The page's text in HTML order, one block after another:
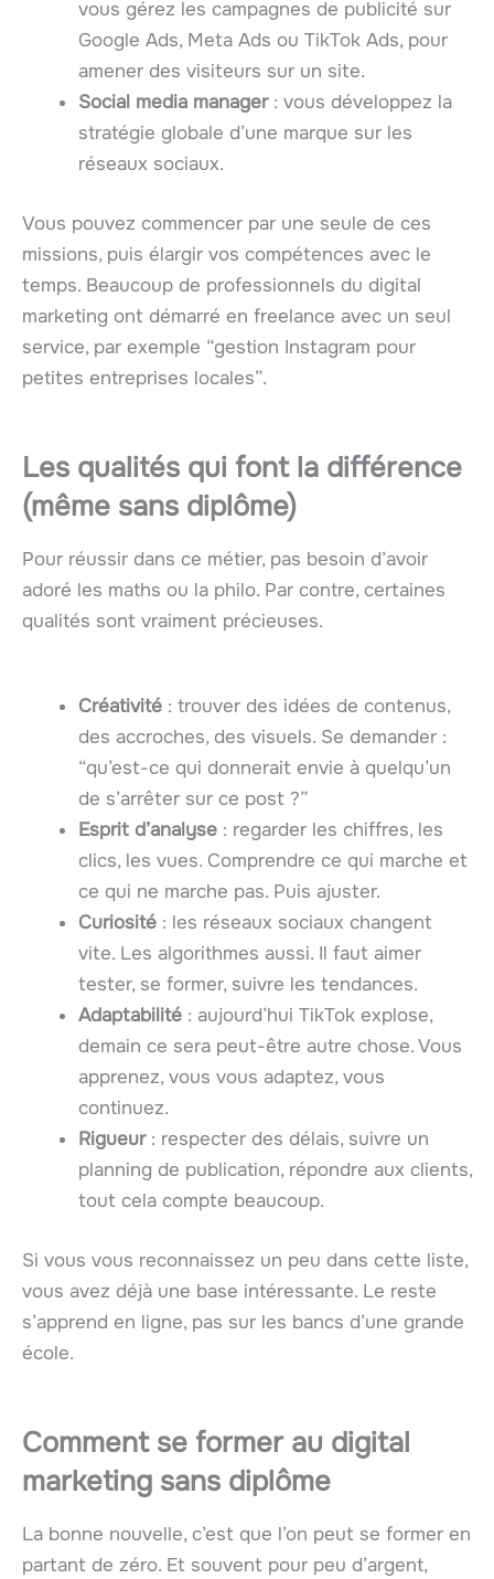
vous gérez les campagnes de publicité sur
Google Ads, Meta Ads ou TikTok Ads, pour
amener des visiteurs sur un site.
Social media manager: vous développez la
stratégie globale d’une marque sur les
réseaux sociaux.
Vous pouvez commencer par une seule de ces
missions, puis élargir vos compétences avec le
temps. Beaucoup de professionnels du digital
marketing ont démarré en freelance avec un seul
service, par exemple “gestion Instagram pour
petites entreprises locales”.
Les qualités qui font la différence
(même sans diplôme)
Pour réussir dans ce métier, pas besoin d’avoir
adoré les maths ou la philo. Par contre, certaines
qualités sont vraiment précieuses.
Créativité : trouver des idées de contenus,
des accroches, des visuels. Se demander :
“qu’est-ce qui donnerait envie à quelqu’un
de s’arrêter sur ce post ?”
Esprit d’analyse : regarder les chiffres, les
clics, les vues. Comprendre ce qui marche et
ce qui ne marche pas. Puis ajuster.
Curiosité : les réseaux sociaux changent
vite. Les algorithmes aussi. Il faut aimer
tester, se former, suivre les tendances.
Adaptabilité : aujourd’hui TikTok explose,
demain ce sera peut-être autre chose. Vous
apprenez, vous vous adaptez, vous
continuez.
Rigueur: respecter des délais, suivre un
planning de publication, répondre aux clients,
tout cela compte beaucoup.
Si vous vous reconnaissez un peu dans cette liste,
vous avez déjà une base intéressante. Le reste
s’apprend en ligne, pas sur les bancs d’une grande
école.
Comment se former au digital
marketing sans diplôme
La bonne nouvelle, c’est que l’on peut se former en
partant de zéro. Et souvent pour peu d’argent,